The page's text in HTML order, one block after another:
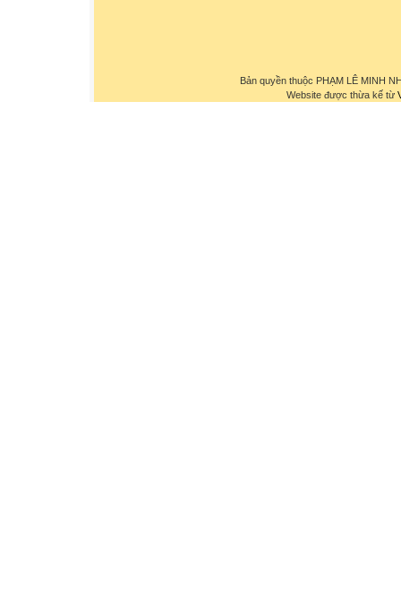
Bản quyền thuộc PHẠM LÊ MINH
Website được thừa kế từ